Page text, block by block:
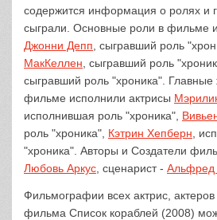
содержится информация о ролях и
сыграли. Основные роли в фильме
Джонни Депп , сыгравший роль
МакКеллен , сыгравший роль
сыгравший роль "хроника". Главные
фильме исполнили актрисы
исполнившая роль "хроника",
роль "хроника", Кэтрин Хепберн ,
"хроника". Авторы и Создатели
Любовь Аркус , сценарист - Альфред
Фильмографии всех актрис, актеров
фильма Список кораблей (2008)